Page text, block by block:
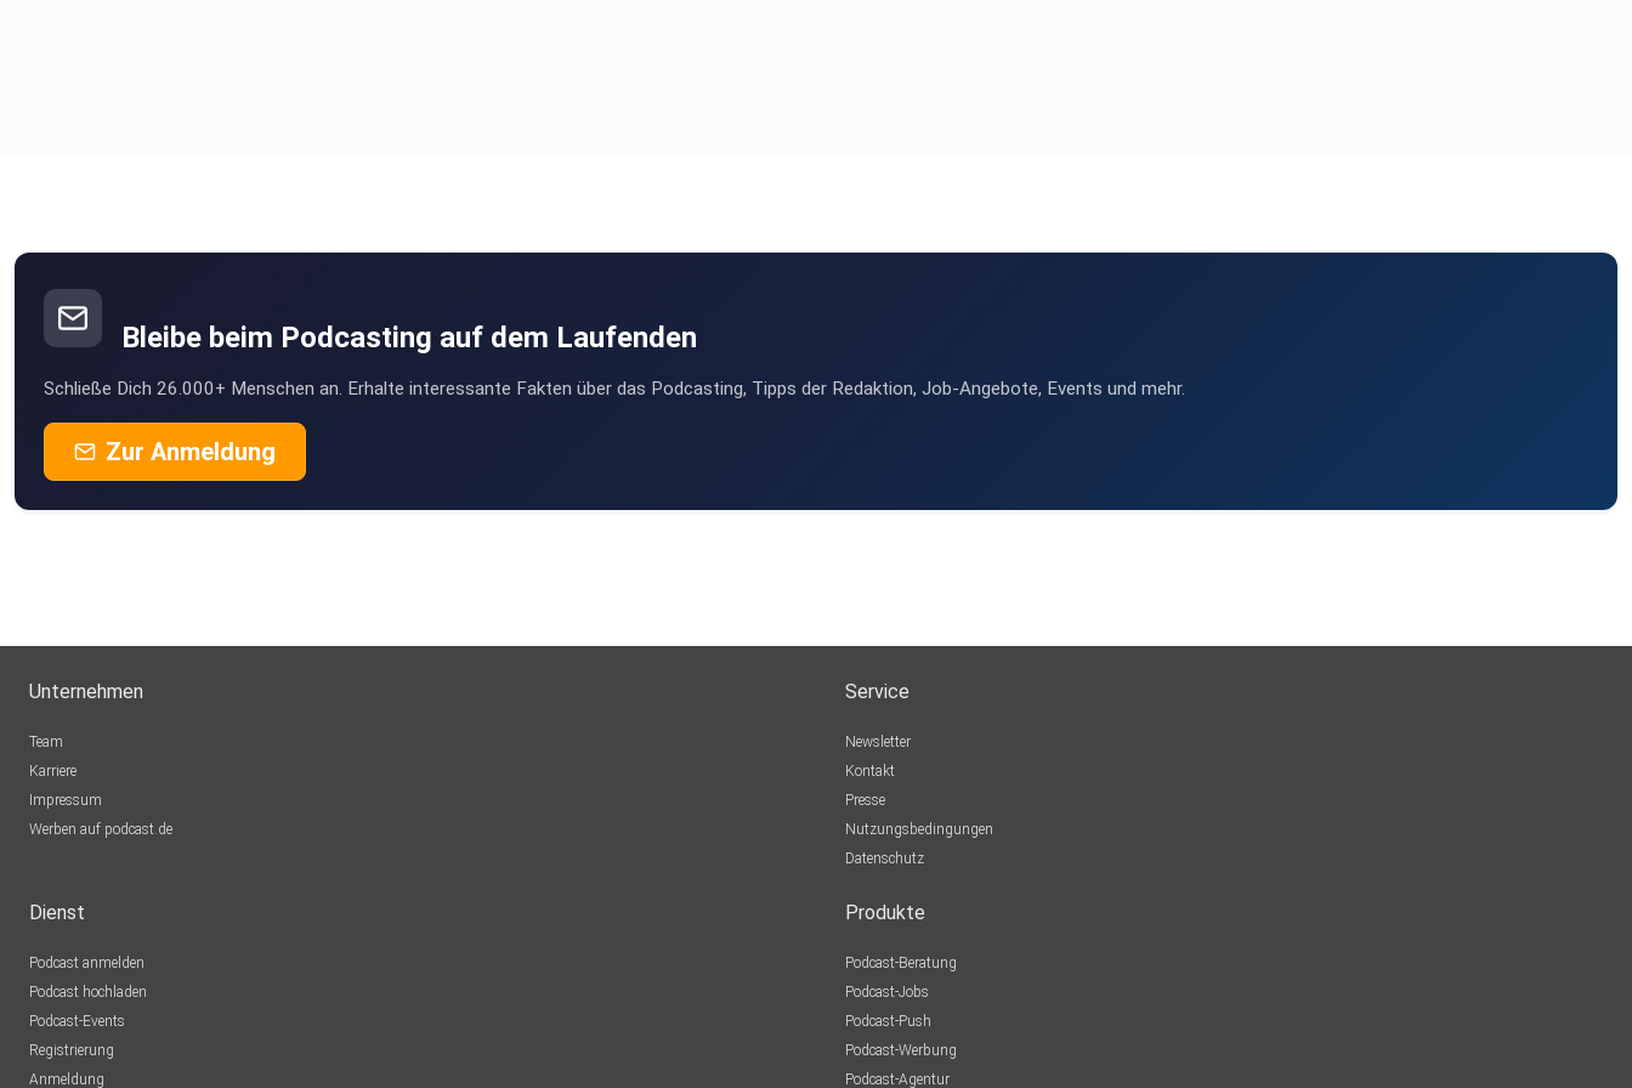
Bleibe beim Podcasting auf dem Laufenden
Schließe Dich 26.000+ Menschen an. Erhalte interessante Fakten über das Podcasting, Tipps der Redaktion, Job-Angebote, Events und mehr.
Zur Anmeldung
Unternehmen
Team
Karriere
Impressum
Werben auf podcast.de
Service
Newsletter
Kontakt
Presse
Nutzungsbedingungen
Datenschutz
Dienst
Podcast anmelden
Podcast hochladen
Podcast-Events
Registrierung
Anmeldung
Produkte
Podcast-Beratung
Podcast-Jobs
Podcast-Push
Podcast-Werbung
Podcast-Agentur